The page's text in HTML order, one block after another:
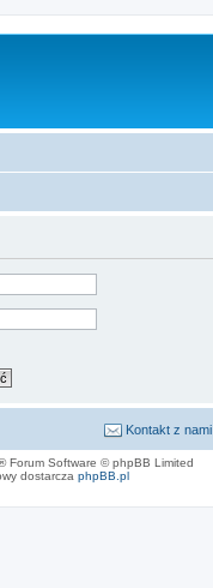
Kontakt z nami
Forum Software © phpBB Limited
dostarcza phpBB.pl